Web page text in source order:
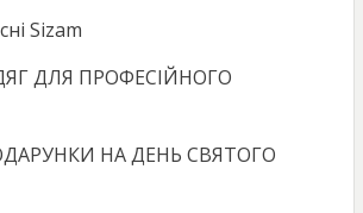
Sizam
ДЛЯ ПРОФЕСІЙНОГО
НА ДЕНЬ СВЯТОГО